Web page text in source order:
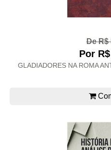
De R$
Por
GLADIADORES NA ROMA